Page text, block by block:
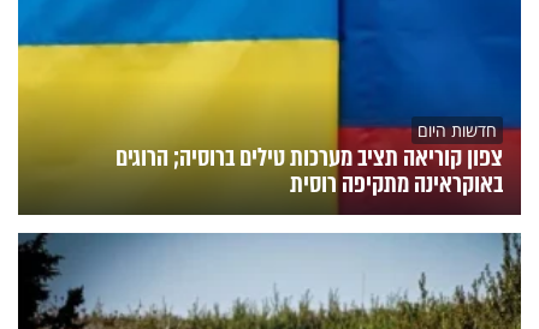
חדשות היום
צפון קוריאה תציב מערכות טילים ברוסיה; הרוגים
באוקראינה מתקיפה רוסית